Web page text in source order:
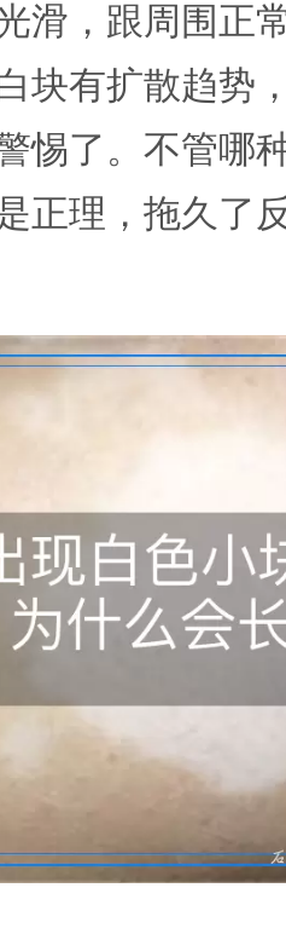
滑，跟周围正
块有扩散趋势
惕了。不管哪
正理，拖久了